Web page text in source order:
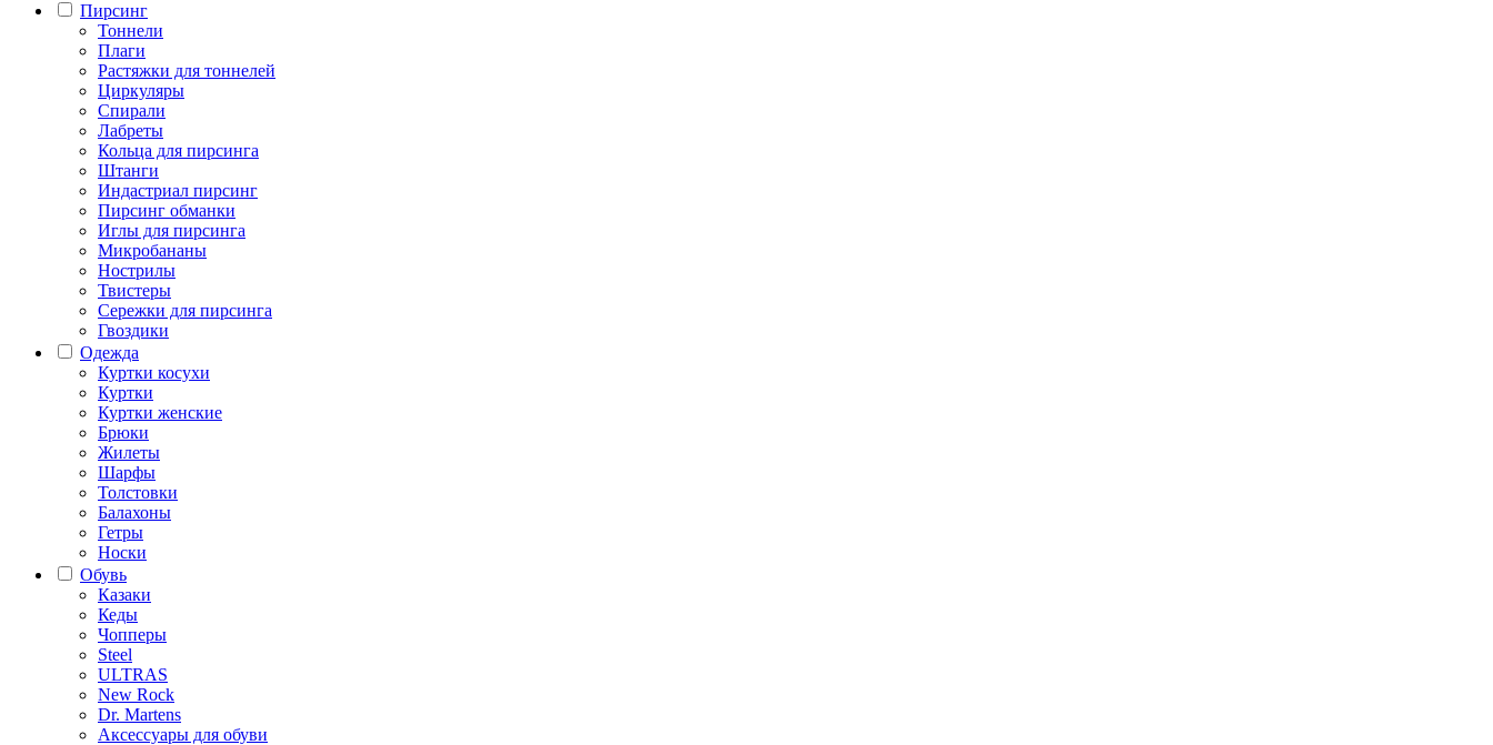
Пирсинг
Тоннели
Плаги
Растяжки для тоннелей
Циркуляры
Спирали
Лабреты
Кольца для пирсинга
Штанги
Индастриал пирсинг
Пирсинг обманки
Иглы для пирсинга
Микробананы
Нострилы
Твистеры
Сережки для пирсинга
Гвоздики
Одежда
Куртки косухи
Куртки
Куртки женские
Брюки
Жилеты
Шарфы
Толстовки
Балахоны
Гетры
Носки
Обувь
Казаки
Кеды
Чопперы
Steel
ULTRAS
New Rock
Dr. Martens
Аксессуары для обуви